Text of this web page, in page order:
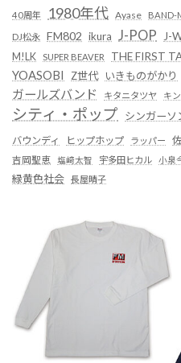
40周年 1980年代 Ayase BAND-
DJ松永 FM802 ikura J-POP J-
M!LK
SUPER BEAVER THE FIRST
YOASOBI Z世代 いきものがかり
ガールズバンド キタニタツヤ キ
シティ・ポップ シンガーソ
バウンディ ヒップホップ ラッパー
吉岡聖恵 塩﨑太智 宇多田ヒカル 小泉
緑黄色社会 長屋晴子